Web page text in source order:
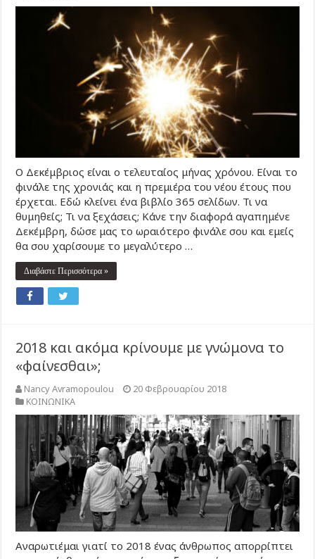
Ο Δεκέμβριος είναι ο τελευταίος μήνας χρόνου. Είναι το
φινάλε της χρονιάς και η πρεμιέρα του νέου έτους που
έρχεται. Εδώ κλείνει ένα βιβλίο 365 σελίδων. Τι να
θυμηθείς; Τι να ξεχάσεις; Κάνε την διαφορά αγαπημένε
Δεκέμβρη, δώσε μας το ωραιότερο φινάλε σου και εμείς
θα σου χαρίσουμε το μεγαλύτερο …
Διαβάστε Περισσότερα »
2018 και ακόμα κρίνουμε με γνώμονα το
«φαίνεσθαι»;
Nancy Avramopoulou
20 Φεβρουαρίου 2018
ΚΟΙΝΩΝΙΚΑ
Αναρωτιέμαι γιατί το 2018 ένας άνθρωπος απορρίπτει